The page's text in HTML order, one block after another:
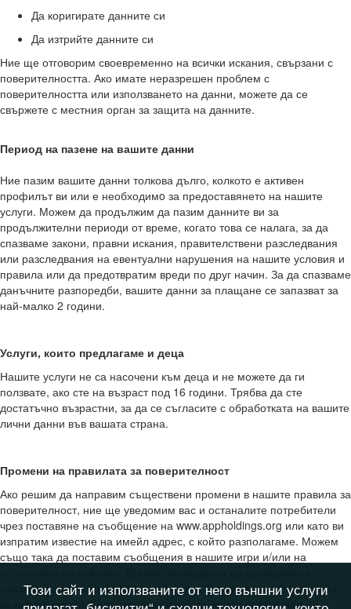
Да коригирате данните си
Да изтрийте данните си
Ние ще отговорим своевременно на всички искания, свързани с
поверителността. Ако имате неразрешен проблем с
поверителността или използването на данни, можете да се
свържете с местния орган за защита на данните.
Период на пазене на вашите данни
Ние пазим вашите данни толкова дълго, колкото е активен
профилът ви или е необходимo за предоставянето на нашите
услуги. Можем да продължим да пазим данните ви за
продължителни периоди от време, когато това се налага, за да
спазваме закони, правни искания, правителствени разследвания
или разследвания на евентуални нарушения на нашите условия и
правила или да предотвратим вреди по друг начин. За да спазваме
данъчните разпоредби, вашите данни за плащане се запазват за
най-малко 2 години.
Услуги, които предлагаме и деца
Нашите услуги не са насочени към деца и не можете да ги
ползвате, ако сте на възраст под 16 години. Трябва да сте
достатъчно възрастни, за да се съгласите с обработката на вашите
лични данни във вашата страна.
Промени на правилата за поверителност
Ако решим да направим съществени промени в нашите правила за
поверителност, ние ще уведомим вас и останалите потребители
чрез поставяне на съобщение на www.appholdings.org или като ви
изпратим известие на имейл адрес, с който разполагаме. Можем
също така да поставим съобщения в нашите игри и/или на
страницата www.appholdings.org и тези Правила за поверителност
за актуализации. Като продължавате да имате достъп или
Този сайт и използваните от него външни услуги